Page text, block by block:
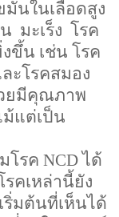
มันในเลือดสูง
มะเร็ง โรค
ขึ้น เช่น โรค
ะโรคสมอง
วยมีคุณภาพ
ม้แต่เป็น
ค NCD ได้
คเหล่านี้ยัง
ริ่มต้นที่เห็นได้